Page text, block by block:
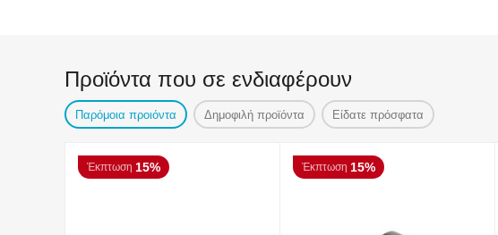
Προϊόντα που σε ενδιαφέρουν
Παρόμοια προιόντα Δημοφιλή προϊόντα Είδατε πρόσφατα
Έκπτωση 15% Έκπτωση 15%